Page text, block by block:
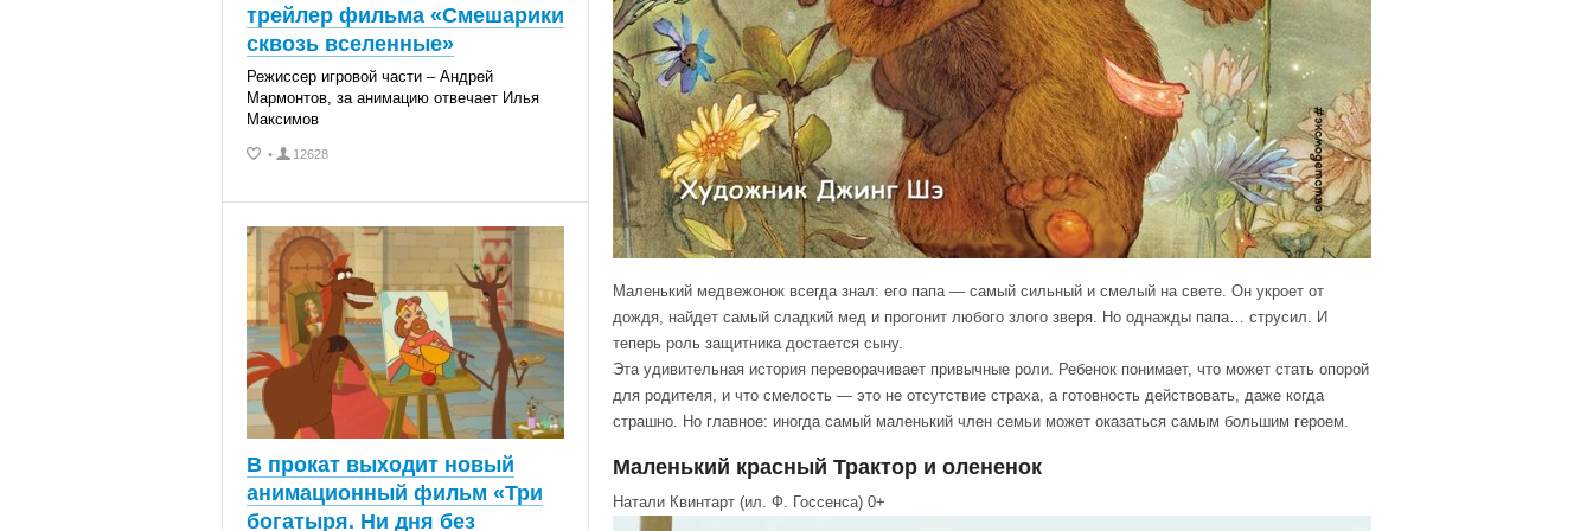
трейлер фильма «Смешарики
сквозь вселенные»
Режиссер игровой части – Андрей
Мармонтов, за анимацию отвечает Илья
Максимов
• 12628
В прокат выходит новый
анимационный фильм «Три
богатыря. Ни дня без
Маленький медвежонок всегда знал: его папа — самый сильный и смелый на свете. Он укроет от
дождя, найдет самый сладкий мед и прогонит любого злого зверя. Но однажды папа… струсил. И
теперь роль защитника достается сыну.
Эта удивительная история переворачивает привычные роли. Ребенок понимает, что может стать опорой
для родителя, и что смелость — это не отсутствие страха, а готовность действовать, даже когда
страшно. Но главное: иногда самый маленький член семьи может оказаться самым большим героем.
Маленький красный Трактор и олененок
Натали Квинтарт (ил. Ф. Госсенса) 0+